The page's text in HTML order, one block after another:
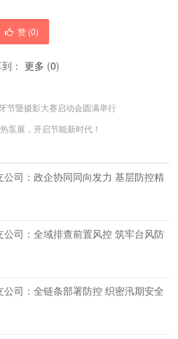
赞 (0)
： 更多 (0)
节暨摄影大赛启动会圆满举行
泵展，开启节能新时代！
公司：政企协同同向发力 基层防控精
公司：全域排查前置风控 筑牢台风防
公司：全链条部署防控 织密汛期安全